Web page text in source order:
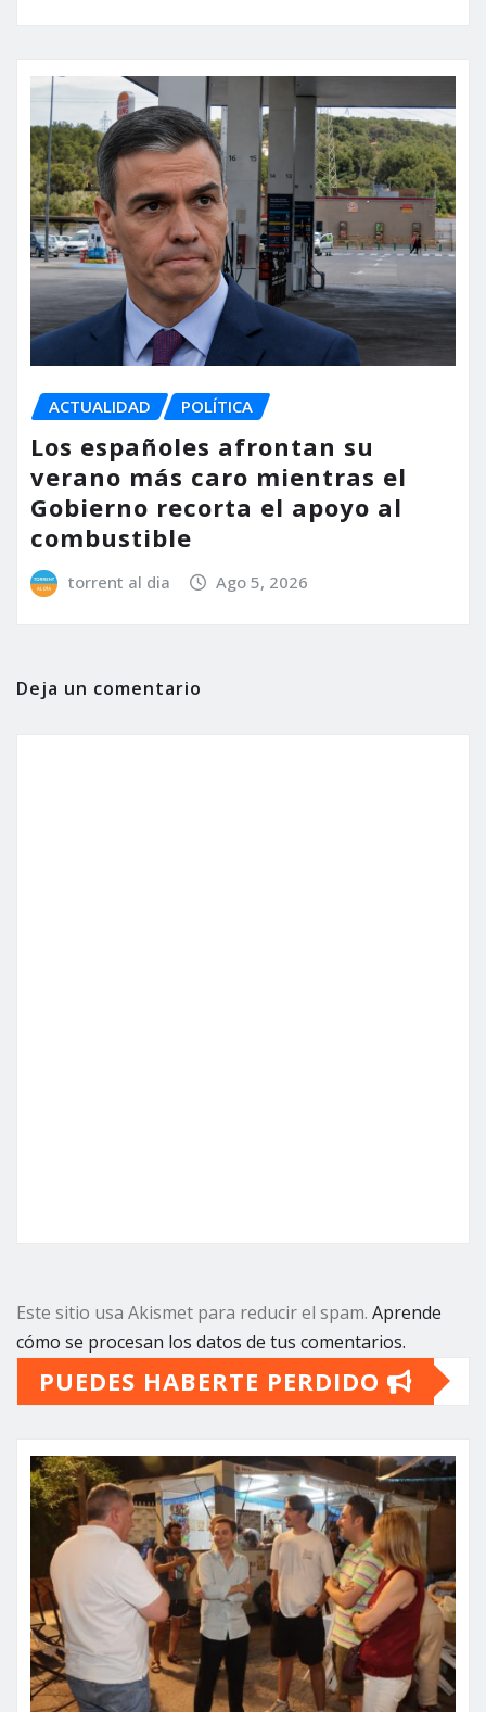
ACTUALIDAD POLÍTICA
Los españoles afrontan su
verano más caro mientras el
Gobierno recorta el apoyo al
combustible
torrent al dia Ago 5, 2026
Deja un comentario
Este sitio usa Akismet para reducir el spam. Aprende
cómo se procesan los datos de tus comentarios.
PUEDES HABERTE PERDIDO